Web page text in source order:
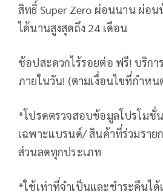
สิทธิ์ Super Zero ผ่อนนาน ผ่อ
ได้นานสูงสุดถึง 24 เดือน
ช้อปสะดวกไร้รอยต่อ ฟรี! บริกา
ภายในวัน! (ตามเงื่อนไขที่กำหน
*โปรดตรวจสอบข้อมูลโปรโมชั่
เฉพาะแบรนด์/ สินค้าที่ร่วมราย
ส่วนลดทุกประเภท
*ใช้เท่าที่จำเป็นและชำระคืนไ